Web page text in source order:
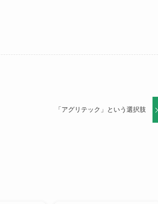
「アグリテック」という選択肢